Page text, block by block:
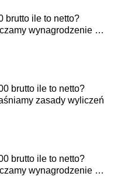
brutto ile to netto?
wynagrodzenie na
brutto ile to netto?
zasady wyliczeń
brutto ile to netto?
wynagrodzenie na